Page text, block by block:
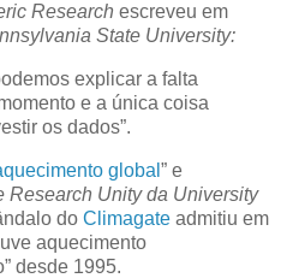
Research escreveu em
State University:
explicar a falta
e a única coisa
os dados”.
global ” e
Research Unity da University
do Climagate admitiu em
aquecimento
desde 1995.